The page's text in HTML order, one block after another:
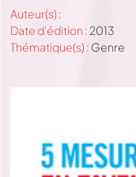
Auteur(s) :
Date d'édition : 2013
Thématique(s) : Genre